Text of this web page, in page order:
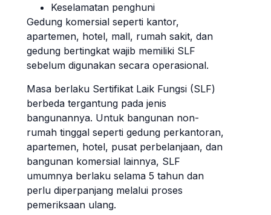
Keselamatan penghuni
Gedung komersial seperti kantor,
apartemen, hotel, mall, rumah sakit, dan
gedung bertingkat wajib memiliki SLF
sebelum digunakan secara operasional.
Masa berlaku Sertifikat Laik Fungsi (SLF)
berbeda tergantung pada jenis
bangunannya. Untuk bangunan non-
rumah tinggal seperti gedung perkantoran,
apartemen, hotel, pusat perbelanjaan, dan
bangunan komersial lainnya, SLF
umumnya berlaku selama 5 tahun dan
perlu diperpanjang melalui proses
pemeriksaan ulang.